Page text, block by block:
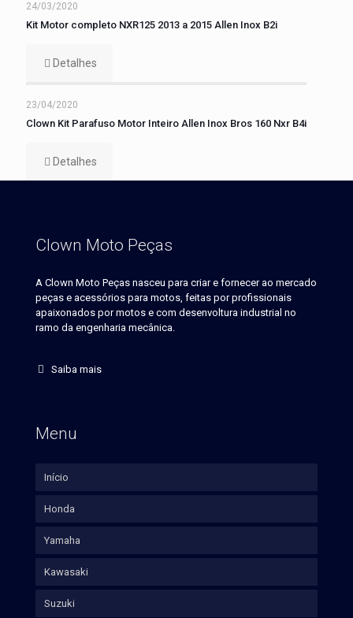
24/03/2020
Kit Motor completo NXR125 2013 a 2015 Allen Inox B2i
Detalhes
23/04/2020
Clown Kit Parafuso Motor Inteiro Allen Inox Bros 160 Nxr B4i
Detalhes
Clown Moto Peças
A Clown Moto Peças nasceu para criar e fornecer ao mercado
peças e acessórios para motos, feitas por profissionais
apaixonados por motos e com desenvoltura industrial no
ramo da engenharia mecânica.
Saiba mais
Menu
Início
Honda
Yamaha
Kawasaki
Suzuki